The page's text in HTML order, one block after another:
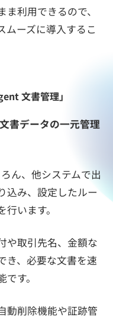
利用できるので、
ムーズに導入するこ
文書管理」
文書データの一元管理
ん、他システムで出
込み、設定したルー
います。
や取引先名、金額な
き、必要な文書を速
す。
動削除機能や証跡管